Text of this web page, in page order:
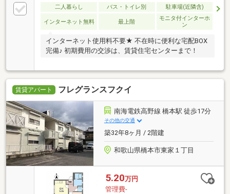
二人暮らし バス・トイレ別 駐車場(近隣含)
インターネット無料 最上階
モニタ付インターホ
ン
インターネット使用料不要★ 不在時に便利な宅配BOX
完備♪ 初期費用の交渉は、賃貸住宅センターまで！
賃貸アパート フレグランスフクイ
南海電鉄高野線 橋本駅 徒歩17分
その他の交通
築32年8ヶ月 / 2階建
和歌山県橋本市東家１丁目
5.20万円
管理費-